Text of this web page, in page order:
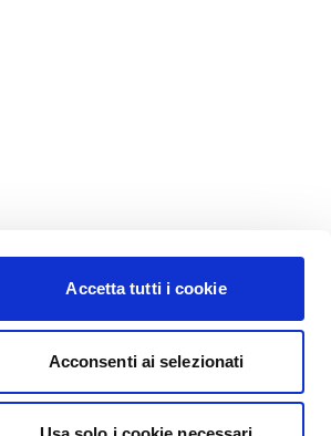
Accetta tutti i cookie
Acconsenti ai selezionati